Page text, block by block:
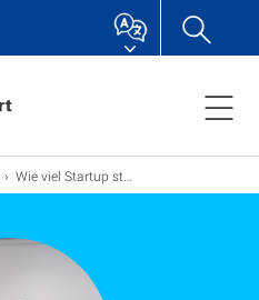
Wie viel Startup steckt in Deiner Doktorarbeit?